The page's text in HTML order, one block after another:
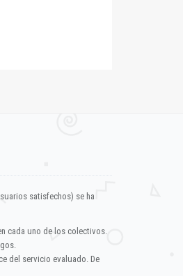
satisfechos) se ha
cada uno de los colectivos.
del servicio evaluado. De